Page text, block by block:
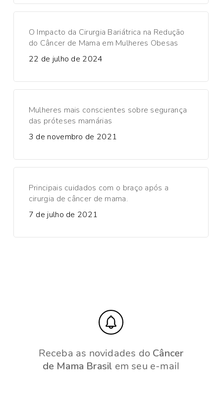
O Impacto da Cirurgia Bariátrica na Redução
do Câncer de Mama em Mulheres Obesas
22 de julho de 2024
Mulheres mais conscientes sobre segurança
das próteses mamárias
3 de novembro de 2021
Principais cuidados com o braço após a
cirurgia de câncer de mama.
7 de julho de 2021
Receba as novidades do Câncer
de Mama Brasil em seu e-mail